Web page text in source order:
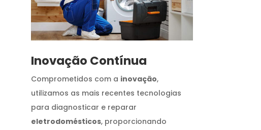
Inovação Contínua
Comprometidos com a inovação,
utilizamos as mais recentes tecnologias
para diagnosticar e reparar
eletrodomésticos, proporcionando